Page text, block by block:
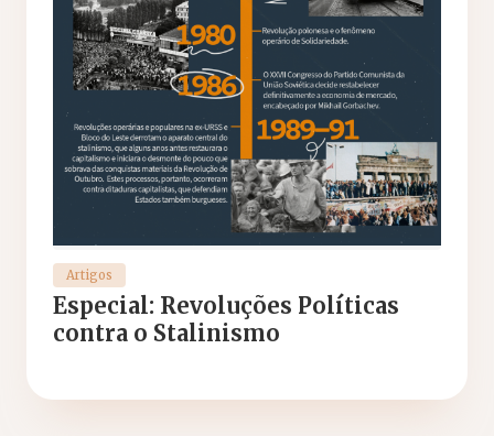
Artigos
Especial: Revoluções Políticas
contra o Stalinismo